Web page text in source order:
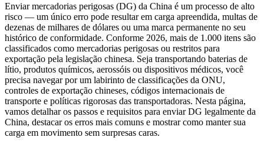
Enviar mercadorias perigosas (DG) da China é um processo de alto
risco — um único erro pode resultar em carga apreendida, multas de
dezenas de milhares de dólares ou uma marca permanente no seu
histórico de conformidade. Conforme 2026, mais de 1.000 itens são
classificados como mercadorias perigosas ou restritos para
exportação pela legislação chinesa. Seja transportando baterias de
lítio, produtos químicos, aerossóis ou dispositivos médicos, você
precisa navegar por um labirinto de classificações da ONU,
controles de exportação chineses, códigos internacionais de
transporte e políticas rigorosas das transportadoras. Nesta página,
vamos detalhar os passos e requisitos para enviar DG legalmente da
China, destacar os erros mais comuns e mostrar como manter sua
carga em movimento sem surpresas caras.